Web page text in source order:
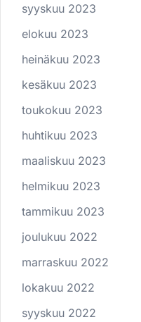
syyskuu 2023
elokuu 2023
heinäkuu 2023
kesäkuu 2023
toukokuu 2023
huhtikuu 2023
maaliskuu 2023
helmikuu 2023
tammikuu 2023
joulukuu 2022
marraskuu 2022
lokakuu 2022
syyskuu 2022